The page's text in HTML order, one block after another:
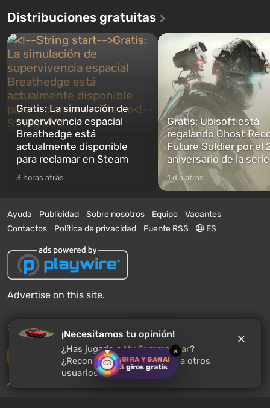
¡GIRA Y GANA!
3 giros gratis
×
Distribuciones gratuitas
Gratis: La simulación de
supervivencia espacial
Breathedge está
actualmente disponible
para reclamar en Steam
3 horas atrás
Gratis: Ubisoft está
regalando Ghost
Future Soldier por el
aniversario de la serie
1 día atrás
Ayuda Publicidad Sobre nosotros Equipo
Vacantes
Contactos
Política de privacidad Fuente RSS ES
Advertise on this site.
© 2011 - 2026 VGTimes
Versión completa
Notificaciones push de noticias:desactivados
¡Necesitamos tu opinión!
¿Has jugado aMy Summer Car?
¿Recomendarías este juego a otros
usuarios?